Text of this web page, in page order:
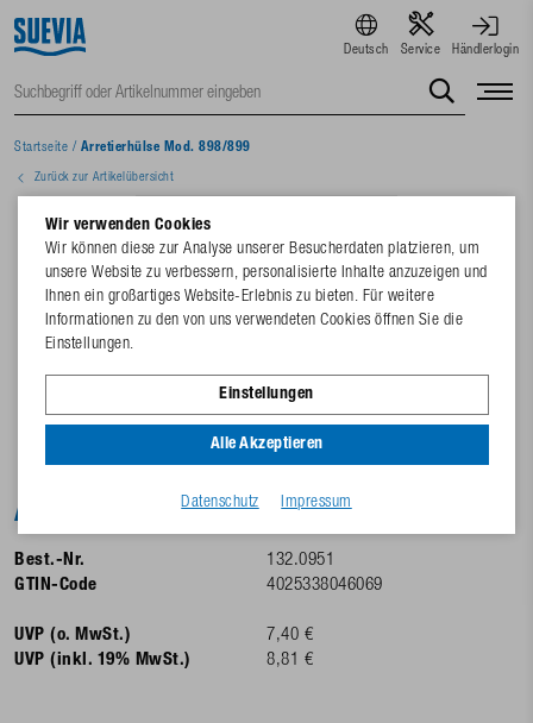
Deutsch Service Händlerlogin
Startseite / Arretierhülse Mod. 898/899
Zurück zur Artikelübersicht
Arretierhülse Mod. 898/899
Best.-Nr.
132.0951
GTIN-Code
4025338046069
UVP (o. MwSt.)
7,40 €
UVP (inkl. 19% MwSt.)
8,81 €
Wir verwenden Cookies
Wir können diese zur Analyse unserer Besucherdaten platzieren, um
unsere Website zu verbessern, personalisierte Inhalte anzuzeigen und
Ihnen ein großartiges Website-Erlebnis zu bieten. Für weitere
Informationen zu den von uns verwendeten Cookies öffnen Sie die
Einstellungen.
Einstellungen
Alle Akzeptieren
Datenschutz Impressum